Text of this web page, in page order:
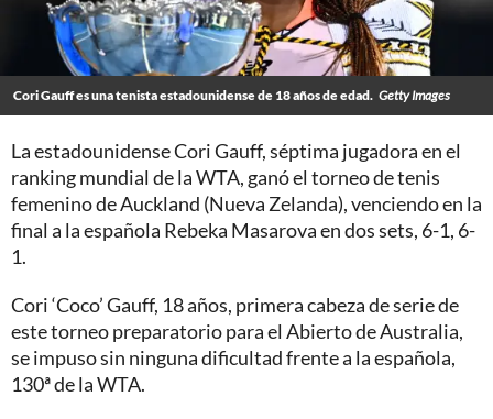
Cori Gauff es una tenista estadounidense de 18 años de edad. Getty Images
La estadounidense Cori Gauff, séptima jugadora en el
ranking mundial de la WTA, ganó el torneo de tenis
femenino de Auckland (Nueva Zelanda), venciendo en la
final a la española Rebeka Masarova en dos sets, 6-1, 6-
1.
Cori ‘Coco’ Gauff, 18 años, primera cabeza de serie de
este torneo preparatorio para el Abierto de Australia,
se impuso sin ninguna dificultad frente a la española,
130ª de la WTA.